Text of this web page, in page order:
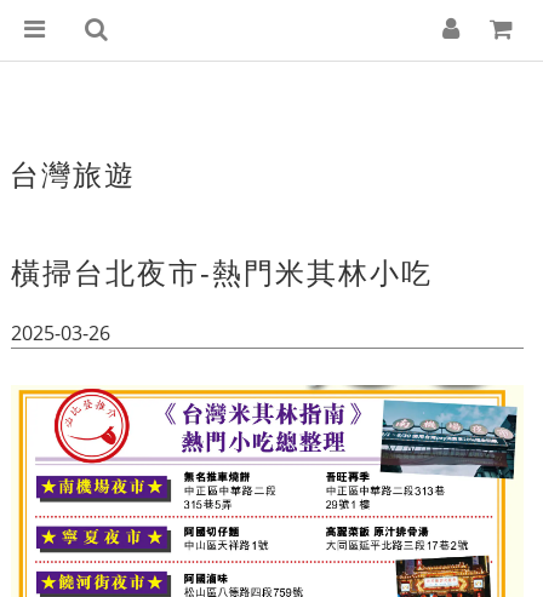
台灣旅遊
橫掃台北夜市-熱門米其林小吃
2025-03-26